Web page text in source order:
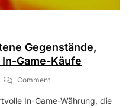
Gegenstände,
Game-Käufe
CommentOn
Münzen:
In-Game-Währung, die